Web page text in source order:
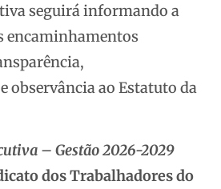
seguirá informando a
encaminhamentos
observância ao Estatuto da
– Gestão 2026-2029
dos Trabalhadores do